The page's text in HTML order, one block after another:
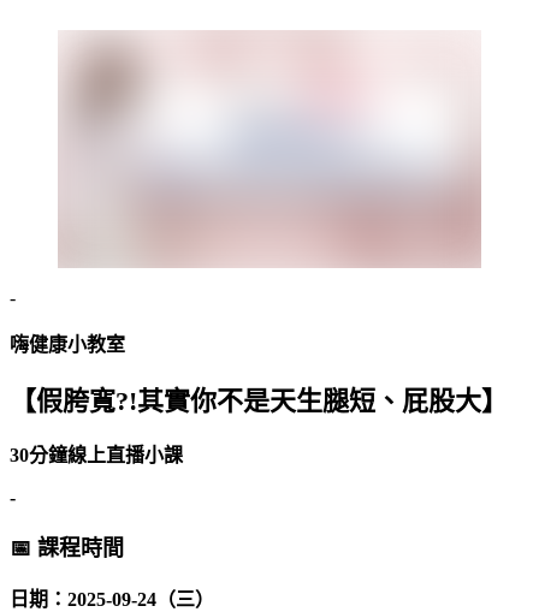
-
嗨健康小教室
【假胯寬?!其實你不是天生腿短、屁股大】
30分鐘線上直播小課
-
📅 課程時間
日期：2025-09-24（三）